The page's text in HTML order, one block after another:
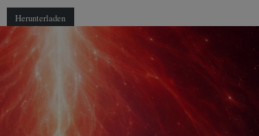
Herunterladen